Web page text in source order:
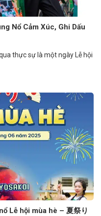
Nổ Cảm Xúc, Ghi Dấu
thực sự là một ngày Lễ hội
Lễ hội mùa hè – 夏祭り